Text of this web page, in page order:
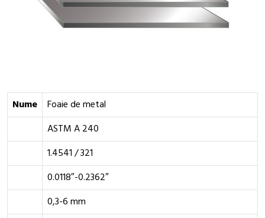
Nume
Foaie de metal
ASTM A 240
1.4541 / 321
0.0118″-0.2362″
0,3-6 mm